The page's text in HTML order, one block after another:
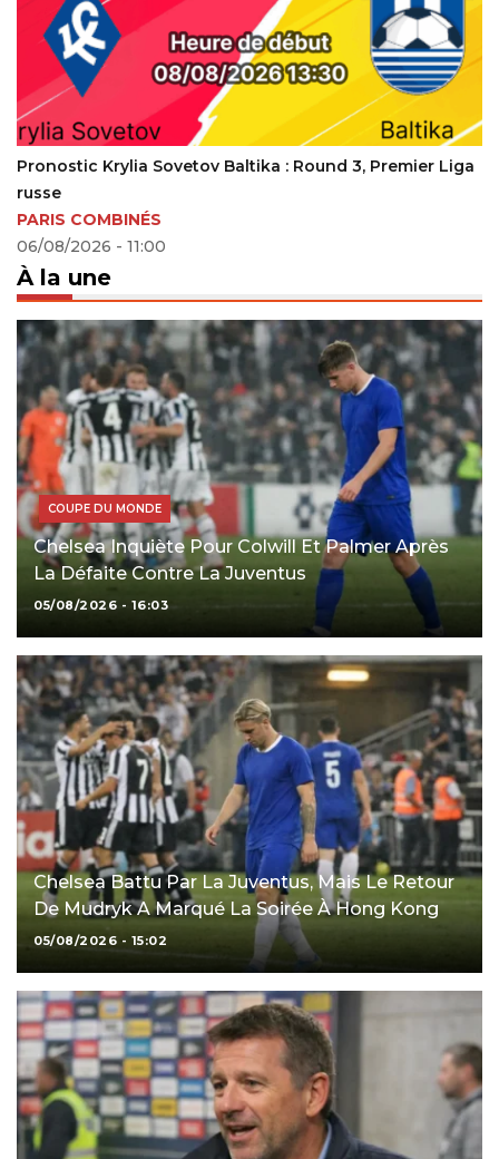
Liga
Pronostic Moreirense – Porto
À la une
COUPE DU MONDE
Chelsea Inquiète Pour Colwill Et Palmer Après
La Défaite Contre La Juventus
05/08/2026 - 16:03
Chelsea Battu Par La Juventus, Mais Le Retour
De Mudryk A Marqué La Soirée À Hong Kong
05/08/2026 - 15:02